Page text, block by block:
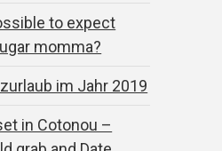
to expect
momma?
im Jahr 2019
in Cotonou –